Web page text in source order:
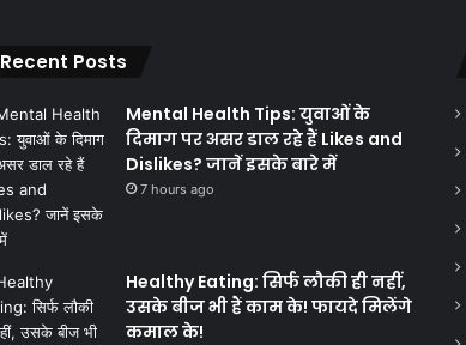
Recent Posts
Mental Health Tips: युवाओं के
दिमाग पर असर डाल रहे हैं Likes and
Dislikes? जानें इसके बारे में
7 hours ago
Healthy Eating: सिर्फ लौकी ही नहीं,
उसके बीज भी हैं काम के! फायदे मिलेंगे
कमाल के!